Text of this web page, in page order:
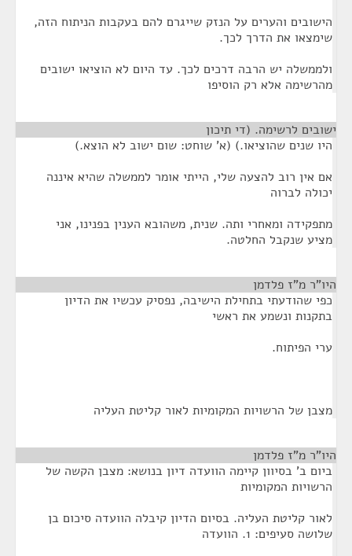
הישובים והערים על הנזק שייגרם להם בעקבות הניתוח הזה,
שימצאו את הדרך לכך.
ולממשלה יש הרבה דרכים לכך. עד היום לא הוציאו ישובים
מהרשימה אלא רק הוסיפו
ישובים לרשימה. (די תיכון
היו שנים שהוציאו.) (א' שוחט: שום ישוב לא הוצא.)
אם אין רוב להצעה שלי, הייתי אומר לממשלה שהיא איננה
יכולה לברוה
מתפקידה ומאחרי ותה. שנית, משהובא הענין בפנינו, אני
מציע שנקבל החלטה.
היו"ר מ"ז פלדמן
כפי שהודעתי בתחילת הישיבה, נפסיק עכשיו את הדיון
בתקנות ונשמע את ראשי
ערי הפיתוח.
מצבן של הרשויות המקומיות לאור קליטת העליה
היו"ר מ"ז פלדמן
ביום ב' בסיוון קיימה הוועדה דיון בנושא: מצבן הקשה של
הרשויות המקומיות
לאור קליטת העליה. בסיום הדיון קיבלה הוועדה סיכום בן
שלושה סעיפים: 1. הוועדה